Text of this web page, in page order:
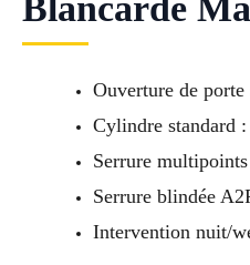
Blancarde
Ouverture de
Cylindre standard :
Serrure
Serrure blindée
Intervention nuit/